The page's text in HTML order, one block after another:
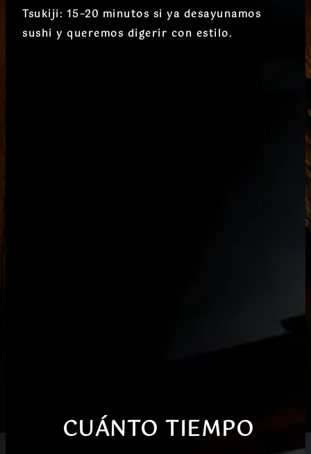
Tsukiji: 15–20 minutos si ya desayunamos
sushi y queremos digerir con estilo.
CUÁNTO TIEMPO